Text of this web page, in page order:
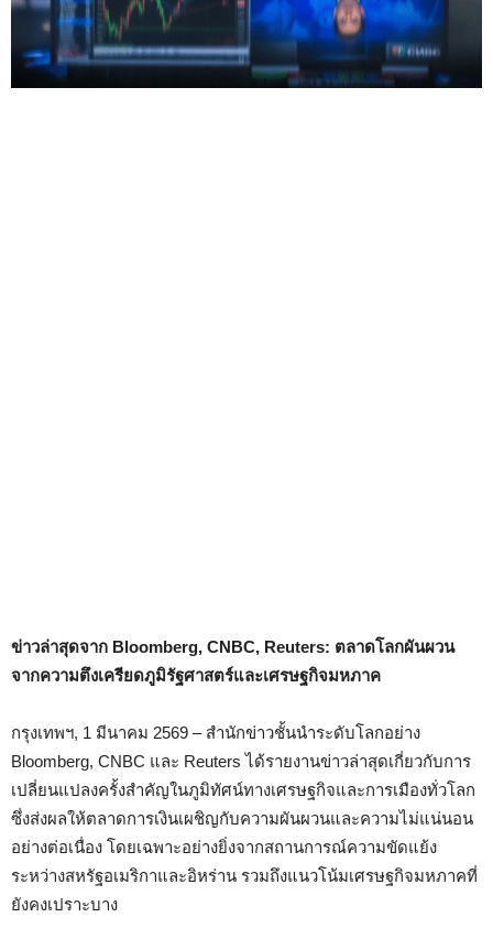
ข่าวล่าสุดจาก Bloomberg, CNBC, Reuters: ตลาดโลกผันผวน
จากความตึงเครียดภูมิรัฐศาสตร์และเศรษฐกิจมหภาค
กรุงเทพฯ, 1 มีนาคม 2569 – สำนักข่าวชั้นนำระดับโลกอย่าง
Bloomberg, CNBC และ Reuters ได้รายงานข่าวล่าสุดเกี่ยวกับการ
เปลี่ยนแปลงครั้งสำคัญในภูมิทัศน์ทางเศรษฐกิจและการเมืองทั่วโลก
ซึ่งส่งผลให้ตลาดการเงินเผชิญกับความผันผวนและความไม่แน่นอน
อย่างต่อเนื่อง โดยเฉพาะอย่างยิ่งจากสถานการณ์ความขัดแย้ง
ระหว่างสหรัฐอเมริกาและอิหร่าน รวมถึงแนวโน้มเศรษฐกิจมหภาคที่
ยังคงเปราะบาง